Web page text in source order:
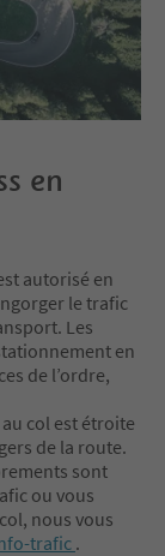
en
autorisé en
le trafic
Les
en
de l’ordre,
col est étroite
de la route.
sont
ou vous
nous vous
trafic .